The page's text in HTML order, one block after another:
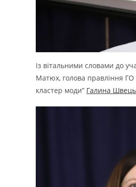
Із вітальними словами до
Матюх, голова правління
кластер моди” Галина Швець